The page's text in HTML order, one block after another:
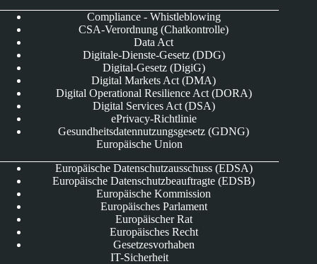
Compliance - Whistleblowing
CSA-Verordnung (Chatkontrolle)
Data Act
Digitale-Dienste-Gesetz (DDG)
Digital-Gesetz (DigiG)
Digital Markets Act (DMA)
Digital Operational Resilience Act (DORA)
Digital Services Act (DSA)
ePrivacy-Richtlinie
Gesundheitsdatennutzungsgesetz (GDNG)
Europäische Union
Europäische Datenschutzausschuss (EDSA)
Europäische Datenschutzbeauftragte (EDSB)
Europäische Kommission
Europäisches Parlament
Europäischer Rat
Europäisches Recht
Gesetzesvorhaben
IT-Sicherheit